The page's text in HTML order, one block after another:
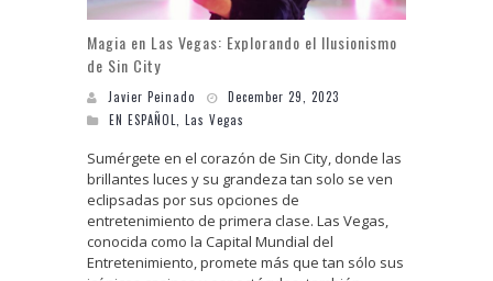
Magia en Las Vegas: Explorando el Ilusionismo
de Sin City
Javier Peinado
December 29, 2023
EN ESPAÑOL
Las Vegas
Sumérgete en el corazón de Sin City, donde las
brillantes luces y su grandeza tan solo se ven
eclipsadas por sus opciones de
entretenimiento de primera clase. Las Vegas,
conocida como la Capital Mundial del
Entretenimiento, promete más que tan sólo sus